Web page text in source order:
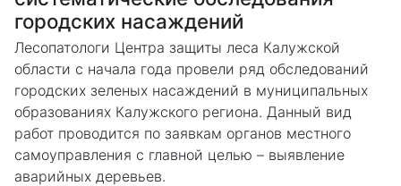
городских насаждений
Лесопатологи Центра защиты леса Калужской
области с начала года провели ряд обследований
городских зеленых насаждений в муниципальных
образованиях Калужского региона. Данный вид
работ проводится по заявкам органов местного
самоуправления с главной целью – выявление
аварийных деревьев.